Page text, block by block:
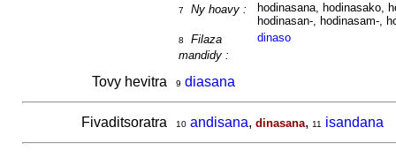
7 Ny hoavy :
hodinasana, hodinasako,
hodinasan-, hodinasam-,
8
Filaza
mandidy :
dinaso
Tovy hevitra 9 diasana
Fivaditsoratra 10 andisana, dinasana, 11 isandana